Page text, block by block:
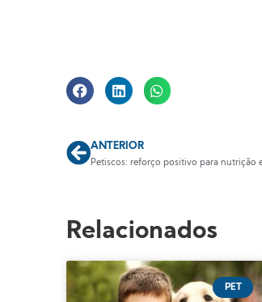
ANTERIOR
Relacionados
PET